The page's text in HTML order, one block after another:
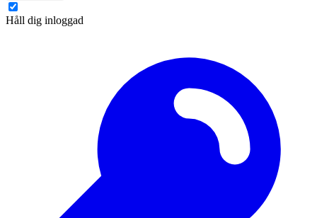
Håll dig inloggad